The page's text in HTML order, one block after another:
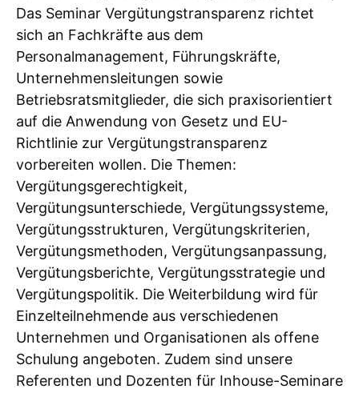
Das Seminar Vergütungstransparenz richtet
sich an Fachkräfte aus dem
Personalmanagement, Führungskräfte,
Unternehmensleitungen sowie
Betriebsratsmitglieder, die sich praxisorientiert
auf die Anwendung von Gesetz und EU-
Richtlinie zur Vergütungstransparenz
vorbereiten wollen. Die Themen:
Vergütungsgerechtigkeit,
Vergütungsunterschiede, Vergütungssysteme,
Vergütungsstrukturen, Vergütungskriterien,
Vergütungsmethoden, Vergütungsanpassung,
Vergütungsberichte, Vergütungsstrategie und
Vergütungspolitik. Die Weiterbildung wird für
Einzelteilnehmende aus verschiedenen
Unternehmen und Organisationen als offene
Schulung angeboten. Zudem sind unsere
Referenten und Dozenten für Inhouse-Seminare